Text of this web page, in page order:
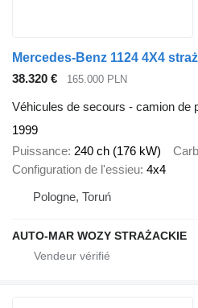
Mercedes-Benz 1124 4X4
38.320 €
165.000 PLN
Véhicules de secours - camion de
1999
Puissance 240 ch (176 kW)
Configuration de l'essieu 4x4
Pologne, Toruń
AUTO-MAR WOZY STRAŻACKIE